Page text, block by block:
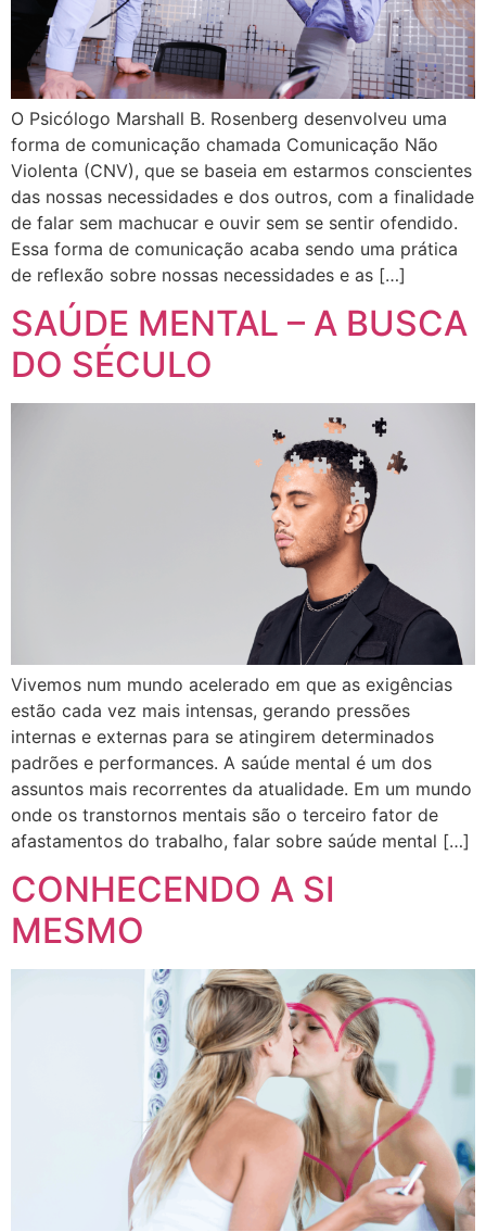
O Psicólogo Marshall B. Rosenberg desenvolveu uma
forma de comunicação chamada Comunicação Não
Violenta (CNV), que se baseia em estarmos conscientes
das nossas necessidades e dos outros, com a finalidade
de falar sem machucar e ouvir sem se sentir ofendido.
Essa forma de comunicação acaba sendo uma prática
de reflexão sobre nossas necessidades e as […]
SAÚDE MENTAL – A BUSCA
DO SÉCULO
Vivemos num mundo acelerado em que as exigências
estão cada vez mais intensas, gerando pressões
internas e externas para se atingirem determinados
padrões e performances. A saúde mental é um dos
assuntos mais recorrentes da atualidade. Em um mundo
onde os transtornos mentais são o terceiro fator de
afastamentos do trabalho, falar sobre saúde mental […]
CONHECENDO A SI
MESMO